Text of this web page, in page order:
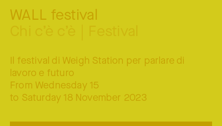
WALL festival
Il festival di Weigh Station per parlare di
lavoro e futuro
From Wednesday 15
to Saturday 18 November 2023